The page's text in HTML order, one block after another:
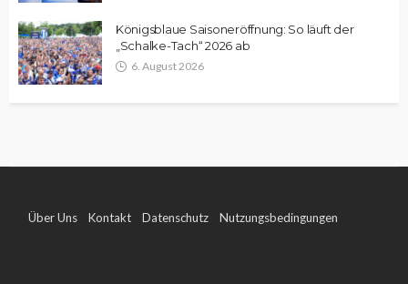
Königsblaue Saisoneröffnung: So läuft der
„Schalke-Tach“ 2026 ab
6. August 2026
Über Uns Kontakt Datenschutz Nutzungsbedingungen